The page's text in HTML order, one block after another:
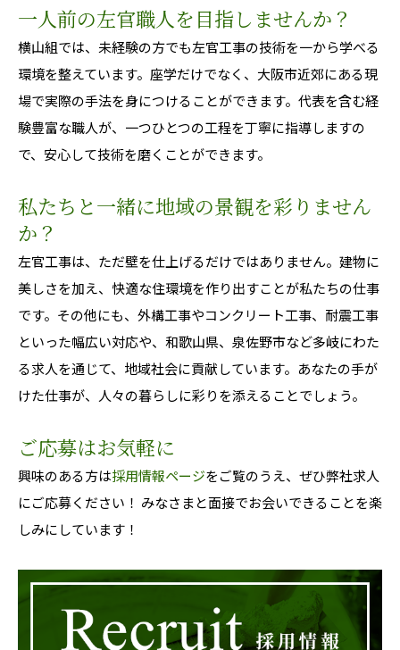
一人前の左官職人を目指しませんか？
横山組では、未経験の方でも左官工事の技術を一から学べる
環境を整えています。座学だけでなく、大阪市近郊にある現
場で実際の手法を身につけることができます。代表を含む経
験豊富な職人が、一つひとつの工程を丁寧に指導しますの
で、安心して技術を磨くことができます。
私たちと一緒に地域の景観を彩りません
か？
左官工事は、ただ壁を仕上げるだけではありません。建物に
美しさを加え、快適な住環境を作り出すことが私たちの仕事
です。その他にも、外構工事やコンクリート工事、耐震工事
といった幅広い対応や、和歌山県、泉佐野市など多岐にわた
る求人を通じて、地域社会に貢献しています。あなたの手が
けた仕事が、人々の暮らしに彩りを添えることでしょう。
ご応募はお気軽に
興味のある方は採用情報ページをご覧のうえ、ぜひ弊社求人
にご応募ください！ みなさまと面接でお会いできることを楽
しみにしています！